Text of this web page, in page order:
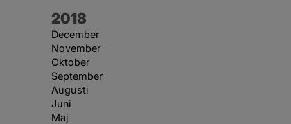
År:
2018
December
November
Oktober
September
Augusti
Juni
Maj